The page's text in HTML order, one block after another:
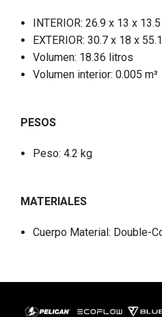
INTERIOR: 26.9 x 13 x
EXTERIOR: 30.7 x 18 x
Volumen: 18.36 litros
Volumen interior: 0.005 m³
PESOS
Peso: 4.2 kg
MATERIALES
Cuerpo Material: Double-